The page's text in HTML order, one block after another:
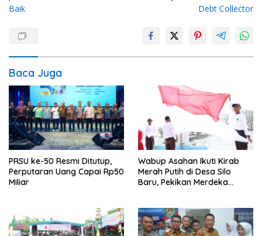
Baik
Debt Collector
Baca Juga
PRSU ke-50 Resmi Ditutup,
Perputaran Uang Capai Rp50
Miliar
Wabup Asahan Ikuti Kirab
Merah Putih di Desa Silo
Baru, Pekikan Merdeka